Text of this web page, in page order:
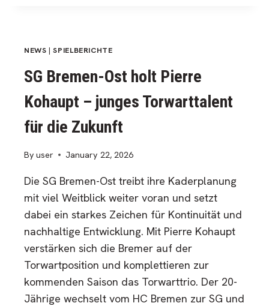
JAKOB
NEWS |SPIELBERICHTE
SG Bremen-Ost holt Pierre
Kohaupt – junges Torwarttalent
für die Zukunft
By user January 22, 2026
Die SG Bremen-Ost treibt ihre Kaderplanung
mit viel Weitblick weiter voran und setzt
dabei ein starkes Zeichen für Kontinuität und
nachhaltige Entwicklung. Mit Pierre Kohaupt
verstärken sich die Bremer auf der
Torwartposition und komplettieren zur
kommenden Saison das Torwarttrio. Der 20-
Jährige wechselt vom HC Bremen zur SG und